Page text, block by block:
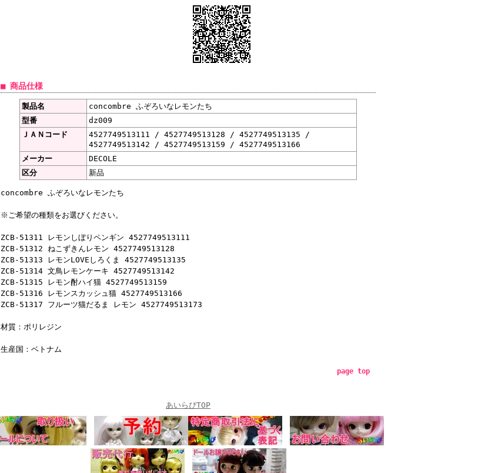
■ 商品仕様
製品名
concombre ふぞろいなレモンたち
型番
dz009
ＪＡＮコード
4527749513111 / 4527749513128 / 4527749513135 /
4527749513142 / 4527749513159 / 4527749513166
メーカー
DECOLE
区分
新品
concombre ふぞろいなレモンたち
※ご希望の種類をお選びください。
ZCB-51311 レモンしぼりペンギン 4527749513111
ZCB-51312 ねこずきんレモン 4527749513128
ZCB-51313 レモンLOVEしろくま 4527749513135
ZCB-51314 文鳥レモンケーキ 4527749513142
ZCB-51315 レモン酎ハイ猫 4527749513159
ZCB-51316 レモンスカッシュ猫 4527749513166
ZCB-51317 フルーツ猫だるま レモン 4527749513173
材質：ポリレジン
生産国：ベトナム
page top
あいらぴTOP